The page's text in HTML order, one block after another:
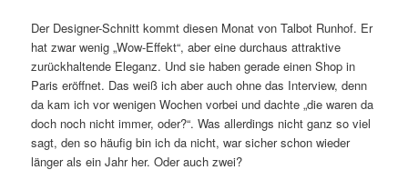
Der Designer-Schnitt kommt diesen Monat von Talbot Runhof. Er
hat zwar wenig „Wow-Effekt“, aber eine durchaus attraktive
zurückhaltende Eleganz. Und sie haben gerade einen Shop in
Paris eröffnet. Das weiß ich aber auch ohne das Interview, denn
da kam ich vor wenigen Wochen vorbei und dachte „die waren da
doch noch nicht immer, oder?“. Was allerdings nicht ganz so viel
sagt, den so häufig bin ich da nicht, war sicher schon wieder
länger als ein Jahr her. Oder auch zwei?